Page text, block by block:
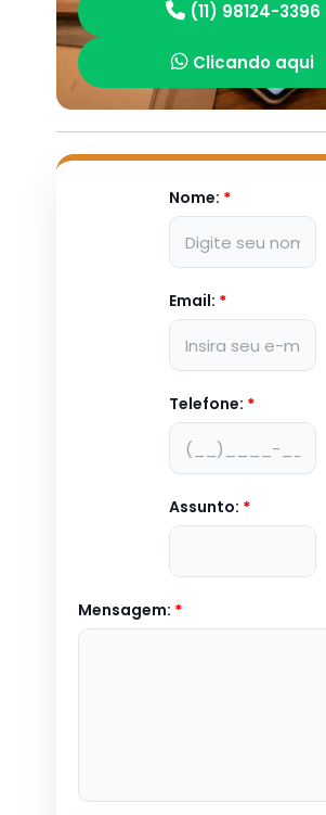
(11) 98124-3396
Clicando aqui
Nome: *
Email: *
Telefone: *
Assunto: *
Mensagem: *